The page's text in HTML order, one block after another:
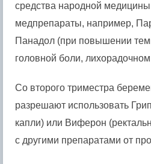
средства народной
медпрепараты, например,
Панадол (при повышении
головной боли,
Со второго триместра
разрешают использовать
капли) или Виферон
с другими препаратами от